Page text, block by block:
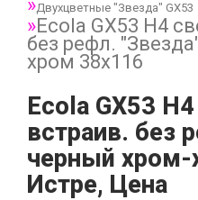
Двухцветные "Звезда" GX53
Ecola GX53 H4
без рефл.
хром 38x116
Ecola GX53
встраив. без
черный хром-
Истре, Цена